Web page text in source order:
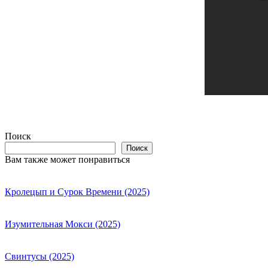
Поиск
Поиск
Вам также может понравиться
Кролецып и Сурок Времени (2025)
Изумительная Мокси (2025)
Свинтусы (2025)